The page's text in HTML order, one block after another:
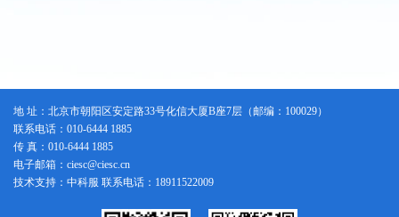
地 址：北京市朝阳区安定路33号化信大厦B座7层（邮编：100029）
联系电话：010-6444 1885
传 真：010-6444 1885
电子邮箱：ciesc@ciesc.cn
技术支持：中科服 联系电话：18911522009